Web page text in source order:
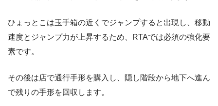
ひょっとこは玉手箱の近くでジャンプすると出現し、移動
速度とジャンプ力が上昇するため、RTAでは必須の強化要
素です。
その後は店で通行手形を購入し、隠し階段から地下へ進ん
で残りの手形を回収します。